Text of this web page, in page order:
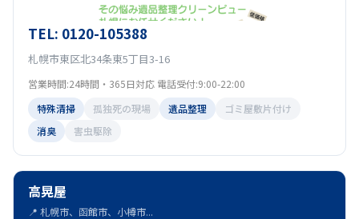
TEL: 0120-105388
札幌市東区北34条東5丁目3-16
営業時間:24時間・365日対応 電話受付:9:00-22:00
特殊清掃
孤独死の現場 遺品整理
ゴミ屋敷片付け
消臭
害虫駆除
高晃屋
📍 札幌市、函館市、小樽市...